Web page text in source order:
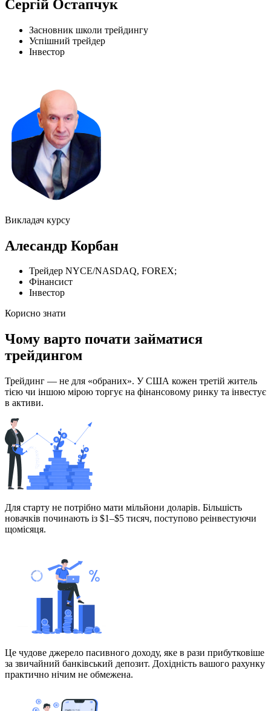
Сергій Остапчук
Засновник школи трейдингу
Успішний трейдер
Інвестор
Викладач курсу
Алесандр Корбан
Трейдер NYCE/NASDAQ, FOREX;
Фінансист
Інвестор
Корисно знати
Чому варто почати займатися
трейдингом
Трейдинг — не для «обраних». У США кожен третій житель
тією чи іншою мірою торгує на фінансовому ринку та інвестує
в активи.
Для старту не потрібно мати мільйони доларів. Більшість
новачків починають із $1–$5 тисяч, поступово реінвестуючи
щомісяця.
Це чудове джерело пасивного доходу, яке в рази прибутковіше
за звичайний банківський депозит. Дохідність вашого рахунку
практично нічим не обмежена.